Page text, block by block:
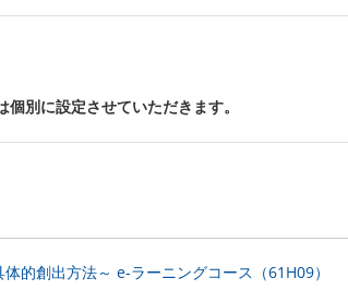
別に設定させていただきます。
的創出方法～ e-ラーニングコース（61H09）